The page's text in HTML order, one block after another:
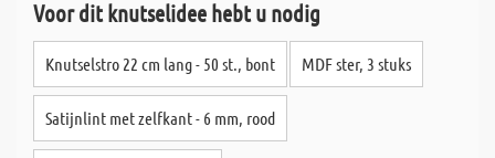
Voor dit knutselidee hebt u nodig
Knutselstro 22 cm lang - 50 st., bont MDF ster, 3 stuks
Satijnlint met zelfkant - 6 mm, rood